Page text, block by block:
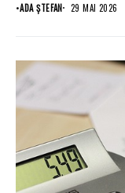
•ADA ȘTEFAN 29 MAI 2026